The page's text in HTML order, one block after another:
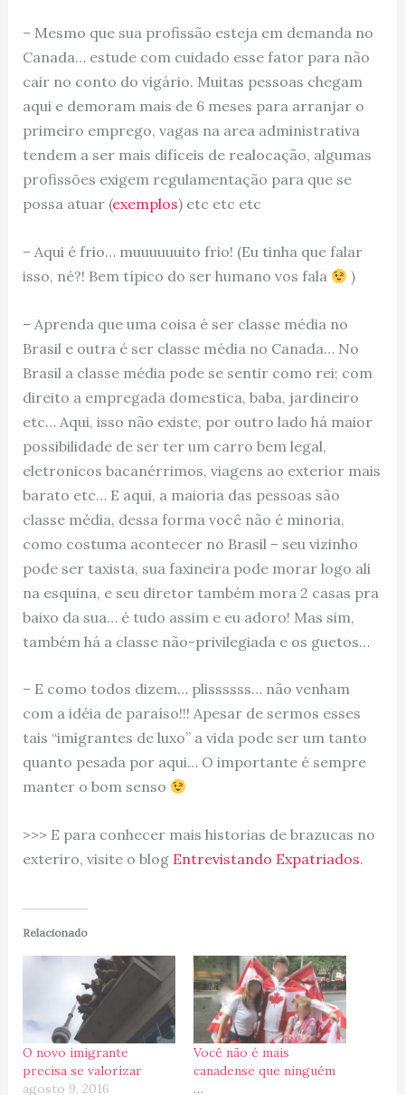
– Mesmo que sua profissão esteja em demanda no
Canada… estude com cuidado esse fator para não
cair no conto do vigário. Muitas pessoas chegam
aqui e demoram mais de 6 meses para arranjar o
primeiro emprego, vagas na area administrativa
tendem a ser mais difíceis de realocação, algumas
profissões exigem regulamentação para que se
possa atuar (exemplos) etc etc etc
– Aqui é frio… muuuuuuito frio! (Eu tinha que falar
isso, né?! Bem típico do ser humano vos fala
)
– Aprenda que uma coisa é ser classe média no
Brasil e outra é ser classe média no Canada… No
Brasil a classe média pode se sentir como rei; com
direito a empregada domestica, baba, jardineiro
etc… Aqui, isso não existe, por outro lado há maior
possibilidade de ser ter um carro bem legal,
eletronicos bacanérrimos, viagens ao exterior mais
barato etc… E aqui, a maioria das pessoas são
classe média, dessa forma você não é minoria,
como costuma acontecer no Brasil – seu vizinho
pode ser taxista, sua faxineira pode morar logo ali
na esquina, e seu diretor também mora 2 casas pra
baixo da sua… é tudo assim e eu adoro! Mas sim,
também há a classe não-privilegiada e os guetos…
– E como todos dizem… plissssss… não venham
com a idéia de paraíso!!! Apesar de sermos esses
tais “imigrantes de luxo” a vida pode ser um tanto
quanto pesada por aqui… O importante é sempre
manter o bom senso
>>> E para conhecer mais historias de brazucas no
exteriro, visite o blogEntrevistando Expatriados.
Relacionado
O novo imigrante
precisa se valorizar
agosto 9, 2016
Você não é mais
canadense que ninguém
…